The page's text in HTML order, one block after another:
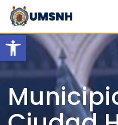
Open toolbar
Skip
content